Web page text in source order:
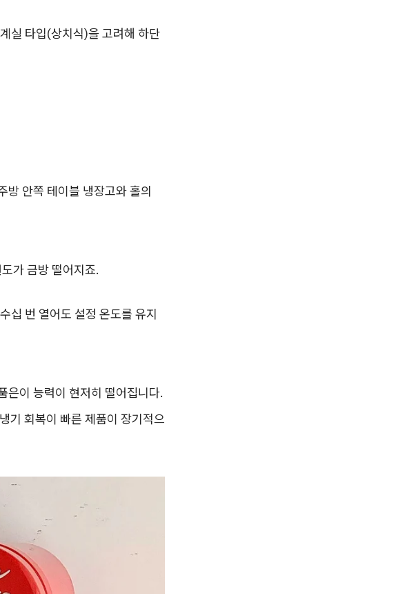
실 타입(상치식)을 고려해 하단
방 안쪽 테이블 냉장고와 홀의
가 금방 떨어지죠.
십 번 열어도 설정 온도를 유지
은이 능력이 현저히 떨어집니다.
기 회복이 빠른 제품이 장기적으